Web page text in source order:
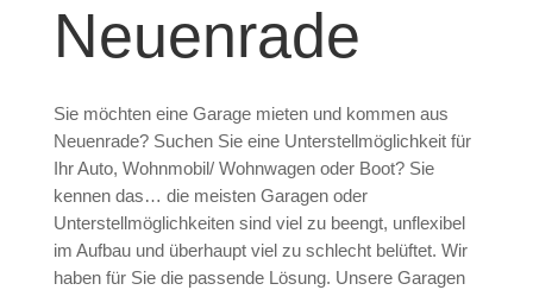
Neuenrade
Sie möchten eine Garage mieten und kommen aus
Neuenrade? Suchen Sie eine Unterstellmöglichkeit für
Ihr Auto, Wohnmobil/ Wohnwagen oder Boot? Sie
kennen das… die meisten Garagen oder
Unterstellmöglichkeiten sind viel zu beengt, unflexibel
im Aufbau und überhaupt viel zu schlecht belüftet. Wir
haben für Sie die passende Lösung. Unsere Garagen